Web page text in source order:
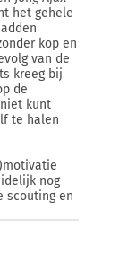
het gehele
kop en
van de
kreeg bij
de
kunt
te halen
nog
scouting en